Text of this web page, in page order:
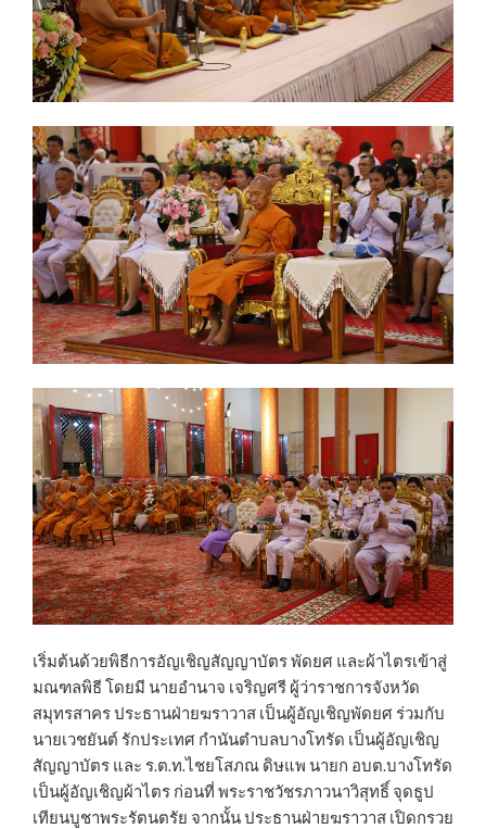
เริ่มต้นด้วยพิธีการอัญเชิญสัญญาบัตร พัดยศ และผ้าไตรเข้าสู่
มณฑลพิธี โดยมี นายอำนาจ เจริญศรี ผู้ว่าราชการจังหวัด
สมุทรสาคร ประธานฝ่ายฆราวาส เป็นผู้อัญเชิญพัดยศ ร่วมกับ
นายเวชยันต์ รักประเทศ กำนันตำบลบางโทรัด เป็นผู้อัญเชิญ
สัญญาบัตร และ ร.ต.ท.ไชยโสภณ ดิษแพ นายก อบต.บางโทรัด
เป็นผู้อัญเชิญผ้าไตร ก่อนที่ พระราชวัชรภาวนาวิสุทธิ์ จุดธูป
เทียนบูชาพระรัตนตรัย จากนั้น ประธานฝ่ายฆราวาส เปิดกรวย